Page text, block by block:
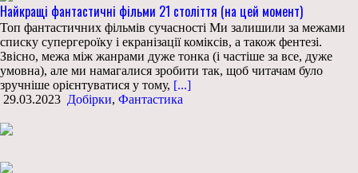
Найкращі фантастичні фільми 21 століття (на цей момент)
Топ фантастичних фільмів сучасності Ми залишили за межами
списку супергероїку і екранізації коміксів, а також фентезі.
Звісно, межа між жанрами дуже тонка (і частіше за все, дуже
умовна), але ми намагалися зробити так, щоб читачам було
зручніше орієнтуватися у тому, [...]
29.03.2023 Добірки, Фантастика